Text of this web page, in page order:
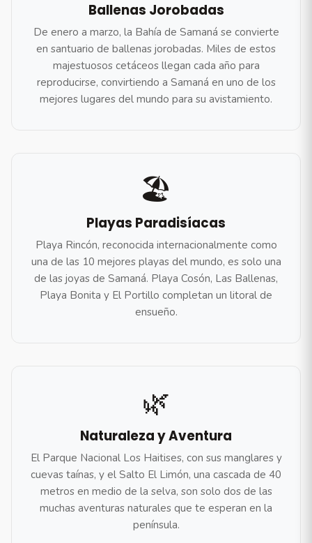
Ballenas Jorobadas
De enero a marzo, la Bahía de Samaná se convierte
en santuario de ballenas jorobadas. Miles de estos
majestuosos cetáceos llegan cada año para
reproducirse, convirtiendo a Samaná en uno de los
mejores lugares del mundo para su avistamiento.
🏖️
Playas Paradisíacas
Playa Rincón, reconocida internacionalmente como
una de las 10 mejores playas del mundo, es solo una
de las joyas de Samaná. Playa Cosón, Las Ballenas,
Playa Bonita y El Portillo completan un litoral de
ensueño.
🌿
Naturaleza y Aventura
El Parque Nacional Los Haitises, con sus manglares y
cuevas taínas, y el Salto El Limón, una cascada de 40
metros en medio de la selva, son solo dos de las
muchas aventuras naturales que te esperan en la
península.